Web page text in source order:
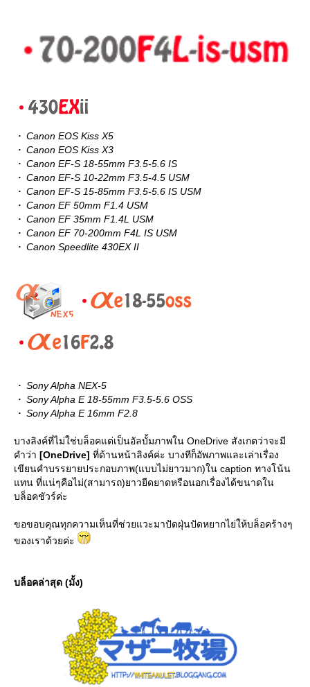
・ Canon EOS Kiss X5
・ Canon EOS Kiss X3
・ Canon EF-S 18-55mm F3.5-5.6 IS
・ Canon EF-S 10-22mm F3.5-4.5 USM
・ Canon EF-S 15-85mm F3.5-5.6 IS USM
・ Canon EF 50mm F1.4 USM
・ Canon EF 35mm F1.4L USM
・ Canon EF 70-200mm F4L IS USM
・ Canon Speedlite 430EX II
・ Sony Alpha NEX-5
・ Sony Alpha E 18-55mm F3.5-5.6 OSS
・ Sony Alpha E 16mm F2.8
บางลิงค์ที่ไม่ใช่บล็อคแต่เป็นอัลบั้มภาพใน OneDrive สังเกตว่าจะมี
คำว่า [OneDrive] ที่ด้านหน้าลิงค์ค่ะ บางทีก็อัพภาพและเล่าเรื่อง
เขียนคำบรรยายประกอบภาพ(แบบไม่ยาวมาก)ใน caption ทางโน้น
ทน ที่แน่ๆคือไม่(สามารถ)ยาวยืดยาดหรือนอกเรื่องได้ขนาดใน
บล็อคชัวร์ค่ะ
ขอขอบคุณทุกความเห็นที่ช่วยแวะมาปัดฝุ่นปัดหยากไย่ให้บล็อคร้างๆ
ของเราด้วยค่ะ
บล็อคล่าสุด (มั้ง)